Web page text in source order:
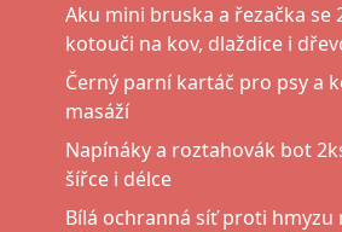
Aku mini bruska a řezačka
kotouči na kov, dlaždice i
Černý parní kartáč pro psy a
masáží
Napínáky a roztahovák bot
šířce i délce
Bílá ochranná síť proti hmyzu